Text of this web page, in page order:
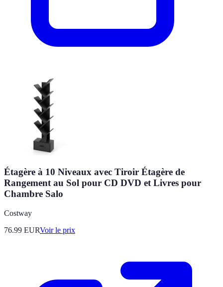
Étagère à 10 Niveaux avec Tiroir Étagère de
Rangement au Sol pour CD DVD et Livres pour
Chambre Salo
Costway
76.99 EURVoir le prix